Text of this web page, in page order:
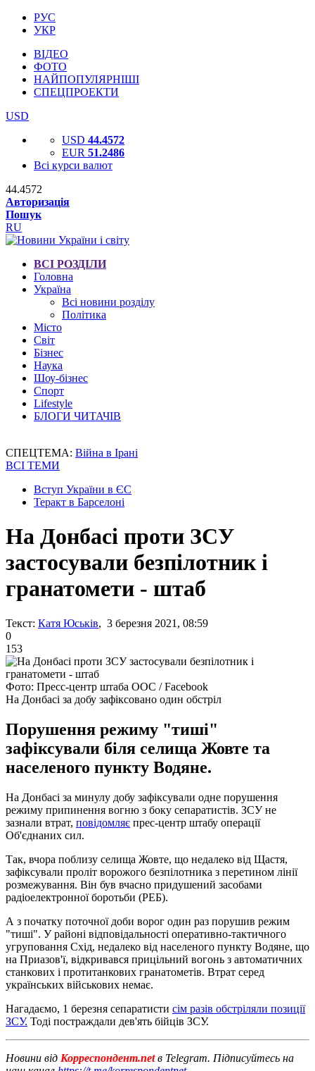
РУС
УКР
ВІДЕО
ФОТО
НАЙПОПУЛЯРНІШІ
СПЕЦПРОЕКТИ
USD
USD 44.4572
EUR 51.2486
Всі курси валют
44.4572
Авторизація
Пошук
RU
ВСІ РОЗДІЛИ
Головна
Україна
Всі новини розділу
Політика
Місто
Світ
Бізнес
Наука
Шоу-бізнес
Спорт
Lifestyle
БЛОГИ ЧИТАЧІВ
СПЕЦТЕМА: Війна в Ірані
ВСІ ТЕМИ
Вступ України в ЄС
Теракт в Барселоні
На Донбасі проти ЗСУ
застосували безпілотник і
гранатомети - штаб
Текст: Катя Юськів, 3 березня 2021, 08:59
0
153
Фото: Пресс-центр штаба ООС / Facebook
На Донбасі за добу зафіксовано один обстріл
Порушення режиму "тиші"
зафіксували біля селища Жовте та
населеного пункту Водяне.
На Донбасі за минулу добу зафіксували одне порушення
режиму припинення вогню з боку сепаратистів. ЗСУ не
зазнали втрат, повідомляє прес-центр штабу операції
Об'єднаних сил.
Так, вчора поблизу селища Жовте, що недалеко від Щастя,
зафіксували проліт ворожого безпілотника з перетином лінії
розмежування. Він був вчасно придушений засобами
радіоелектронної боротьби (РЕБ).
А з початку поточної доби ворог один раз порушив режим
"тиші". У районі відповідальності оперативно-тактичного
угруповання Схід, недалеко від населеного пункту Водяне, що
на Приазов'ї, відкривався прицільний вогонь з автоматичних
станкових і протитанкових гранатометів. Втрат серед
українських військових немає.
Нагадаємо, 1 березня сепаратисти сім разів обстріляли позиції
ЗСУ. Тоді постраждали дев'ять бійців ЗСУ.
Новини від Корреспондент.netв Telegram. Підписуйтесь на